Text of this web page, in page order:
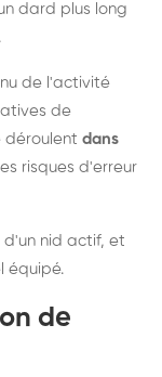
dard plus long
de l'activité
de
déroulent dans
risques d'erreur
d'un nid actif, et
équipé.
de